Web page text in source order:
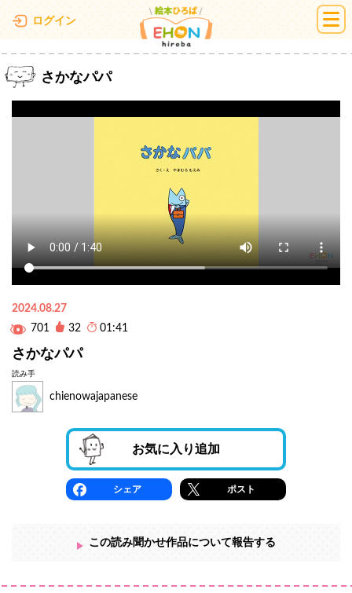
ログイン 絵本ひろば
さかなパパ
2024.08.27
701
32 01:41
さかなパパ
読み手
chienowajapanese
お気に入り追加
シェア ポスト
この読み聞かせ作品について報告する